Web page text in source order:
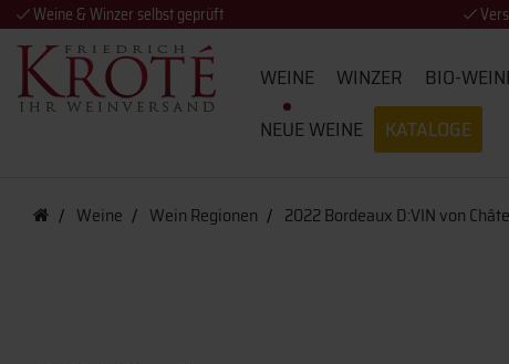
Weine & Winzer selbst geprüft
WEINE WINZER BIO-
NEUE WEINE
KATALOGE
Weine Wein Regionen 2022 Bordeaux D:VIN von